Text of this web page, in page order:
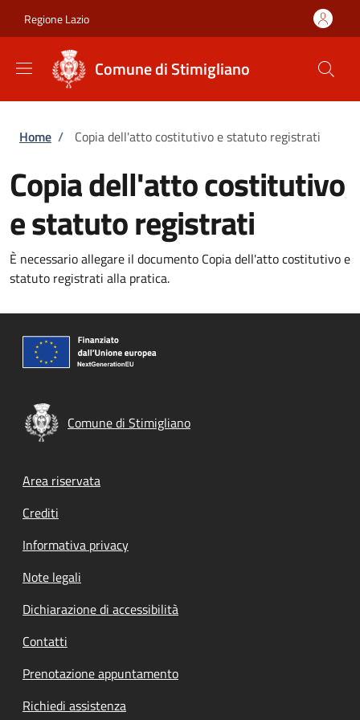
Regione Lazio
Comune di Stimigliano
Briciole di pane
Home / Copia dell'atto costitutivo e statuto registrati
Copia dell'atto costitutivo
e statuto registrati
È necessario allegare il documento Copia dell'atto costitutivo e
statuto registrati alla pratica.
Comune di Stimigliano
Footer menu
Area riservata
Crediti
Informativa privacy
Note legali
Dichiarazione di accessibilità
Contatti
Prenotazione appuntamento
Richiedi assistenza